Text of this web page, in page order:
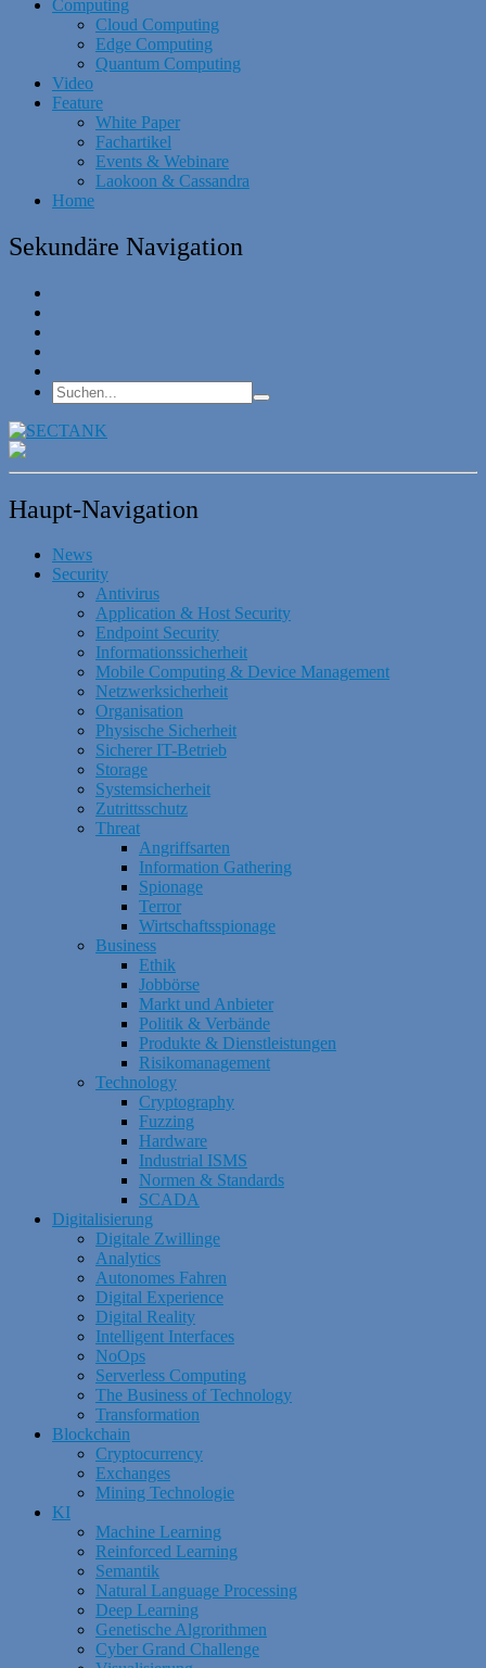
Computing
Cloud Computing
Edge Computing
Quantum Computing
Video
Feature
White Paper
Fachartikel
Events & Webinare
Laokoon & Cassandra
Home
Sekundäre Navigation
Haupt-Navigation
News
Security
Antivirus
Application & Host Security
Endpoint Security
Informationssicherheit
Mobile Computing & Device Management
Netzwerksicherheit
Organisation
Physische Sicherheit
Sicherer IT-Betrieb
Storage
Systemsicherheit
Zutrittsschutz
Threat
Angriffsarten
Information Gathering
Spionage
Terror
Wirtschaftsspionage
Business
Ethik
Jobbörse
Markt und Anbieter
Politik & Verbände
Produkte & Dienstleistungen
Risikomanagement
Technology
Cryptography
Fuzzing
Hardware
Industrial ISMS
Normen & Standards
SCADA
Digitalisierung
Digitale Zwillinge
Analytics
Autonomes Fahren
Digital Experience
Digital Reality
Intelligent Interfaces
NoOps
Serverless Computing
The Business of Technology
Transformation
Blockchain
Cryptocurrency
Exchanges
Mining Technologie
KI
Machine Learning
Reinforced Learning
Semantik
Natural Language Processing
Deep Learning
Genetische Algrorithmen
Cyber Grand Challenge